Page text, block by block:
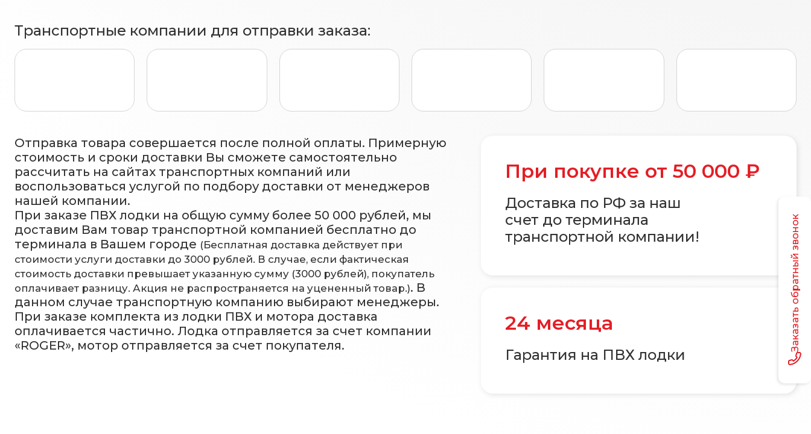
Транспортные компании для отправки заказа:
Отправка товара совершается после полной оплаты. Примерную
стоимость и сроки доставки Вы сможете самостоятельно
рассчитать на сайтах транспортных компаний или
воспользоваться услугой по подбору доставки от менеджеров
нашей компании.
При заказе ПВХ лодки на общую сумму более 50 000 рублей, мы
доставим Вам товар транспортной компанией бесплатно до
терминала в Вашем городе (Бесплатная доставка действует при
стоимости услуги доставки до 3000 рублей. В случае, если фактическая
стоимость доставки превышает указанную сумму (3000 рублей), покупатель
оплачивает разницу. Акция не распространяется на уцененный товар.). В
данном случае транспортную компанию выбирают менеджеры.
При заказе комплекта из лодки ПВХ и мотора доставка
оплачивается частично. Лодка отправляется за счет компании
«ROGER», мотор отправляется за счет покупателя.
При покупке от 50 000 ₽
Доставка по РФ за наш
счет до терминала
транспортной компании!
24 месяца
Гарантия на ПВХ лодки
Заказать обратный звонок